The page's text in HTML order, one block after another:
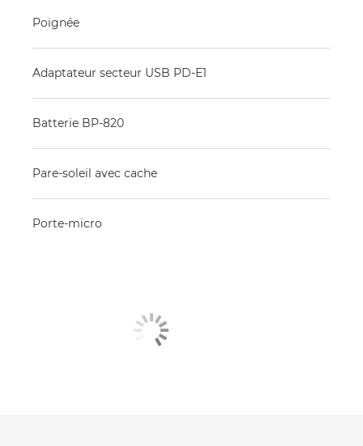
Poignée
Adaptateur secteur USB PD-E1
Batterie BP-820
Pare-soleil avec cache
Porte-micro